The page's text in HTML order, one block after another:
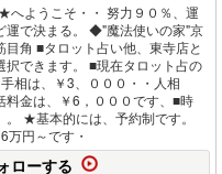
へようこそ・・ 努力９０％、運
運で決まる。 ◆"魔法使いの家"京
角 ■タロット占い他、東寺店と
択できます。 ■現在タロット占の
相は、￥3、０００・・人相
料金は、￥6，０００です、■時
★基本的には、予約制です。
万円～です・
ローする